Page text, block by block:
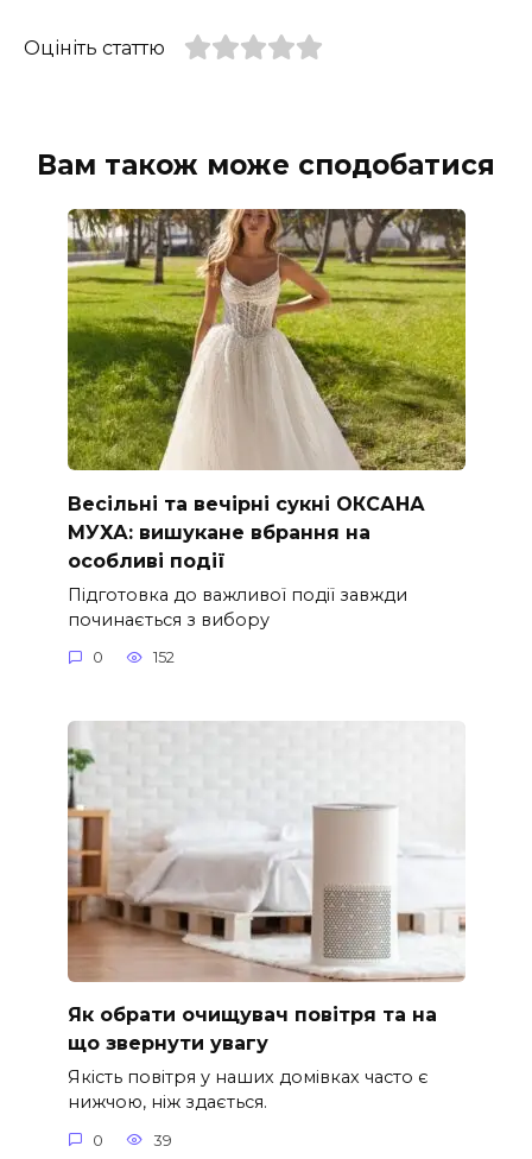
Оцініть статтю
Вам також може сподобатися
Весільні та вечірні сукні ОКСАНА
МУХА: вишукане вбрання на
особливі події
Підготовка до важливої події завжди
починається з вибору
0 152
Як обрати очищувач повітря та на
що звернути увагу
Якість повітря у наших домівках часто є
нижчою, ніж здається.
0 39